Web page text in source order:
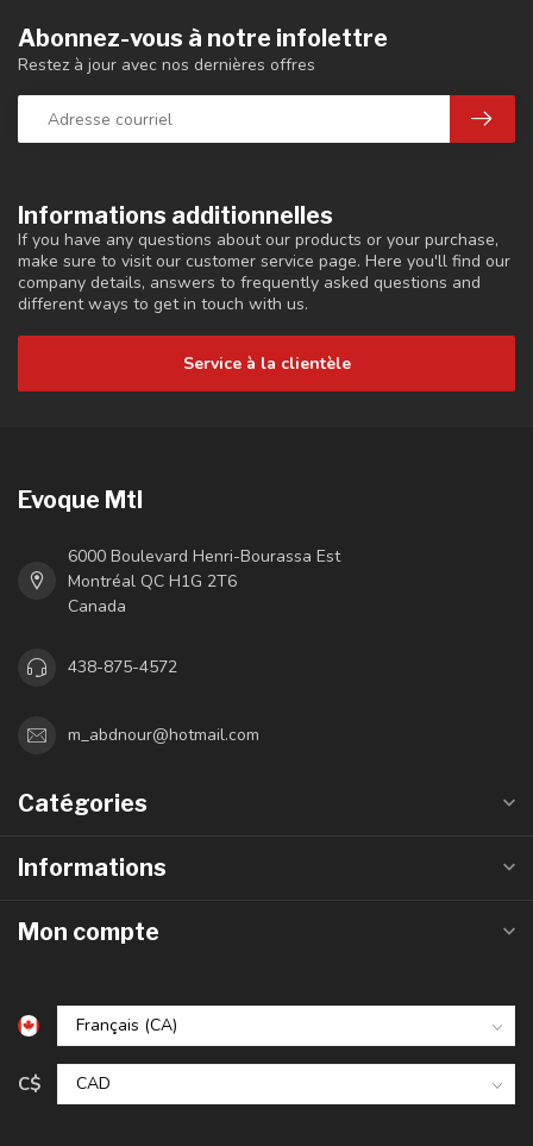
Informations additionnelles
If you have any questions about our products or your purchase,
make sure to visit our customer service page. Here you'll find our
company details, answers to frequently asked questions and
different ways to get in touch with us.
Service à la clientèle
Abonnez-vous à notre infolettre
Restez à jour avec nos dernières offres
Evoque Mtl
6000 Boulevard Henri-Bourassa Est
Montréal QC H1G 2T6
Canada
438-875-4572
m_abdnour@hotmail.com
Catégories
Informations
Mon compte
C$